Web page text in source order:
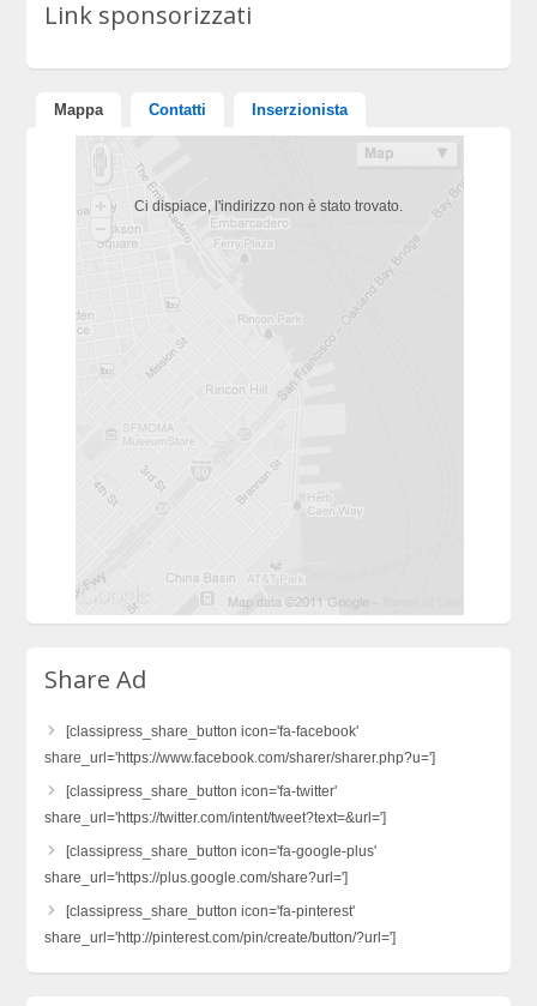
Link sponsorizzati
Mappa Contatti Inserzionista
Ci dispiace, l'indirizzo non è stato trovato.
Share Ad
[classipress_share_button icon='fa-facebook'
share_url='https://www.facebook.com/sharer/sharer.php?u=']
[classipress_share_button icon='fa-twitter'
share_url='https://twitter.com/intent/tweet?text=&url=']
[classipress_share_button icon='fa-google-plus'
share_url='https://plus.google.com/share?url=']
[classipress_share_button icon='fa-pinterest'
share_url='http://pinterest.com/pin/create/button/?url=']